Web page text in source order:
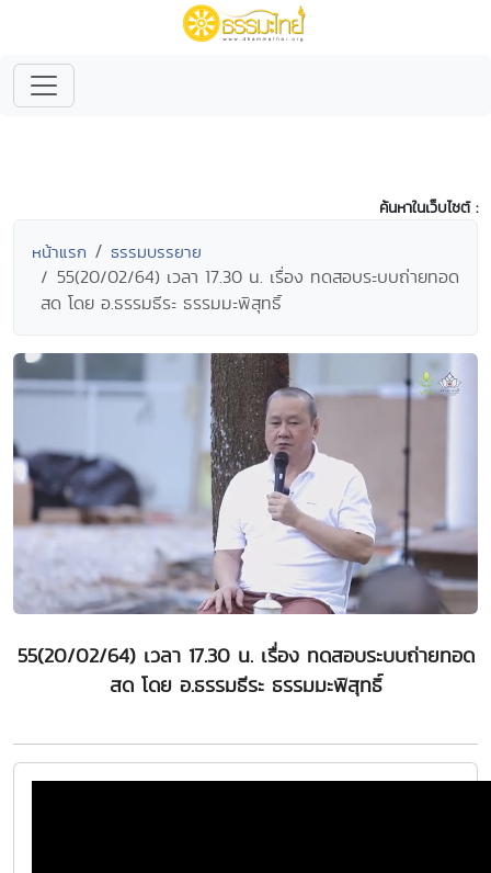
ค้นหาในเว็บไซต์ :
หน้าแรก ธรรมบรรยาย
55(20/02/64) เวลา 17.30 น. เรื่อง ทดสอบระบบถ่ายทอด
สด โดย อ.ธรรมธีระ ธรรมมะพิสุทธิ์
55(20/02/64) เวลา 17.30 น. เรื่อง ทดสอบระบบถ่ายทอด
สด โดย อ.ธรรมธีระ ธรรมมะพิสุทธิ์